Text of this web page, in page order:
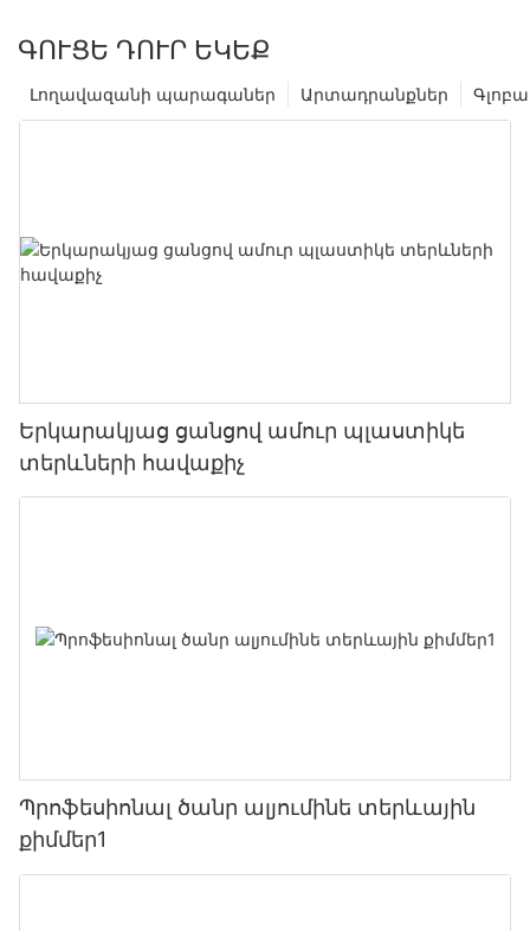
ԳՈՒՑԵ ԴՈՒՐ ԵԿԵՔ
Արտադրանքներ
Լողավազանի պարագաներ
Երկարակյաց ցանցով ամուր պլաստիկե
տերևների հավաքիչ
Պրոֆեսիոնալ ծանր ալյումինե տերևային
քիմմեր1